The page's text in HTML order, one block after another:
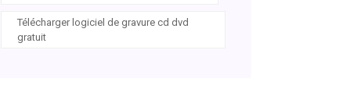
Télécharger logiciel de gravure cd dvd
gratuit